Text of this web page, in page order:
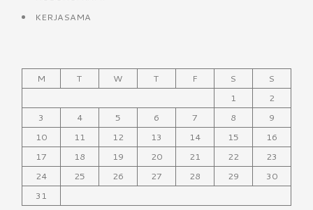
KERJASAMA
M T W T F S
S
1
2
3
4 5 6 7 8
9
10
11 12 13 14 15
16
17
18 19 20 21 22
23
24
25 26 27 28 29
30
31